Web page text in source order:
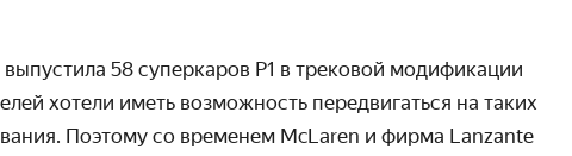
58 суперкаров P1 в трековой модификации
хотели иметь возможность передвигаться на таких
Поэтому со временем McLaren и фирма Lanzante